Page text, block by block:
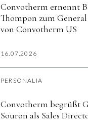
Convotherm ernennt
Thompon zum
von Convotherm US
16.07.2026
PERSONALIA
Convotherm begrüßt
Souron als Sales